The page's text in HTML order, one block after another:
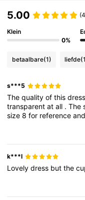
4.83
4.83
5.00
Klein
0%
betaalbare(1) liefde
s***5
Thequalityofthisdress
transparentatall .The
size8for referenceand
fortheprice!!!!
k***l
Lovelydress butthe